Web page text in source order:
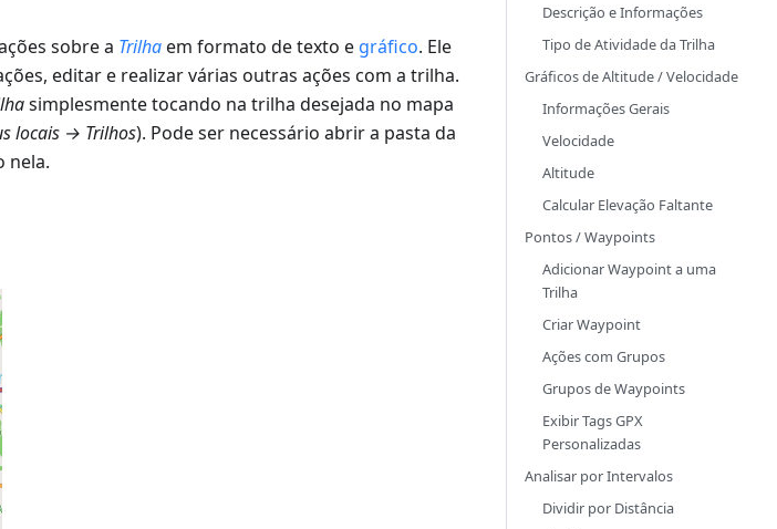
sobre a Trilhaem formato de texto e gráfico. Ele
editar e realizar várias outras ações com a trilha.
simplesmente tocando na trilha desejada no mapa
locais → Trilhos). Pode ser necessário abrir a pasta da
nela.
Descrição e Informações
Tipo de Atividade da Trilha
Gráficos de Altitude / Velocidade
Informações Gerais
Velocidade
Altitude
Calcular Elevação Faltante
Pontos / Waypoints
Adicionar Waypoint a uma
Trilha
Criar Waypoint
Ações com Grupos
Grupos de Waypoints
Exibir Tags GPX
Personalizadas
Analisar por Intervalos
Dividir por Distância